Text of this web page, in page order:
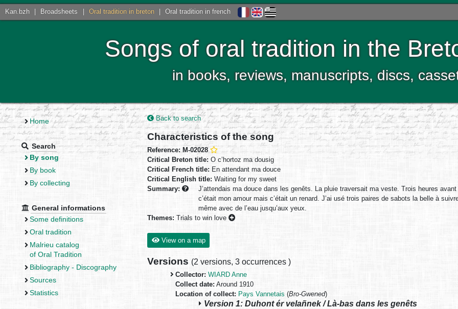
Kan.bzh Broadsheets Oral tradition in breton Oral tradition in french
Songs of oral tradition in the
in books, reviews, manuscripts, discs,
Home
Search
By song
By book
By collecting
General informations
Some definitions
Oral tradition
Malrieu catalog
of Oral Tradition
Bibliography - Discography
Sources
Statistics
Back to search
Characteristics of the song
Reference: M-02028
Critical Breton title: O c’hortoz ma dousig
Critical French title: En attendant ma douce
Critical English title: Waiting for my sweet
Summary:
J’attendais ma douce dans les genêts. La pluie traversait ma veste. Trois heures
c’était mon amour mais c’était un renard. J’ai usé trois paires de sabots la belle à
même avec de l’eau jusqu’aux yeux.
Themes: Trials to win love
View on a map
Versions (2 versions, 3 occurrences )
Collector: WIARD Anne
Collect date: Around 1910
Location of collect: Pays Vannetais (Bro-Gwened)
Version 1: Duhont ér velañnek / Là-bas dans les genêts